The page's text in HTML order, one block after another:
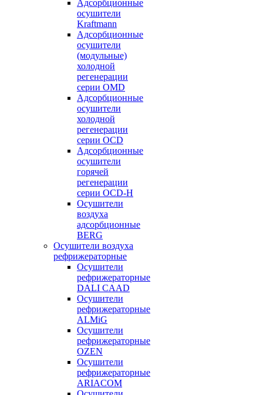
Адсорбционные
осушители
Kraftmann
Адсорбционные
осушители
(модульные)
холодной
регенерации
серии OMD
Адсорбционные
осушители
холодной
регенерации
серии OCD
Адсорбционные
осушители
горячей
регенерации
серии OСD-H
Осушители
воздуха
адсорбционные
BERG
Осушители воздуха
рефрижераторные
Осушители
рефрижераторные
DALI CAAD
Осушители
рефрижераторные
ALMiG
Осушители
рефрижераторные
OZEN
Осушители
рефрижераторные
ARIACOM